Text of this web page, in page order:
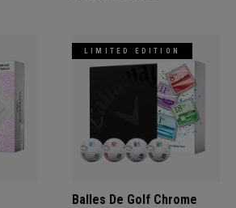
LIMITED EDITION
Balles De Golf Chrome